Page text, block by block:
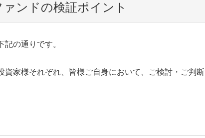
ンドの検証ポイント
の通りです。
家様それぞれ、皆様ご自身において、ご検討・ご判断